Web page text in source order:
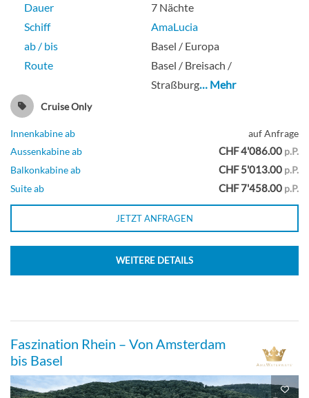
Dauer
7 Nächte
Schiff
AmaLucia
ab / bis
Basel / Europa
Route
Basel / Breisach /
Straßburg… Mehr
Cruise Only
Innenkabine ab
auf Anfrage
Aussenkabine ab
CHF 4'086.00 p.P.
Balkonkabine ab
CHF 5'013.00 p.P.
Suite ab
CHF 7'458.00 p.P.
JETZT ANFRAGEN
WEITERE DETAILS
Faszination Rhein – Von Amsterdam
bis Basel